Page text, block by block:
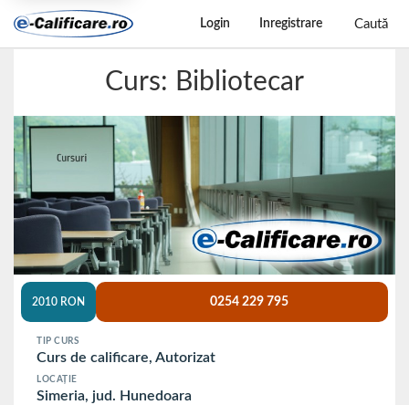
Login Inregistrare Caută
Curs: Bibliotecar
2010 RON 0254 229 795
TIP CURS
Curs de calificare, Autorizat
LOCAȚIE
Simeria, jud. Hunedoara